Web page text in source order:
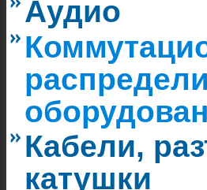
Аудио
Кабели,
катушки